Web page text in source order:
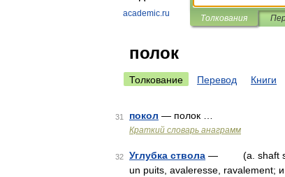
academic.ru Толкования
полок
Толкование Перевод Книги
31 покол — полок …
Краткий словарь анаграмм
32 Углубка ствола — (a. shaft
un puits, avaleresse, ravalement;